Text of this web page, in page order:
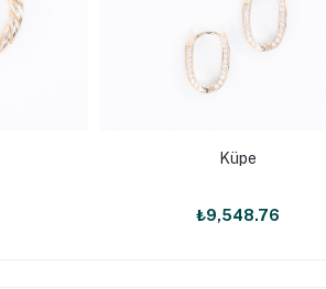
Küpe
₺9,548.76